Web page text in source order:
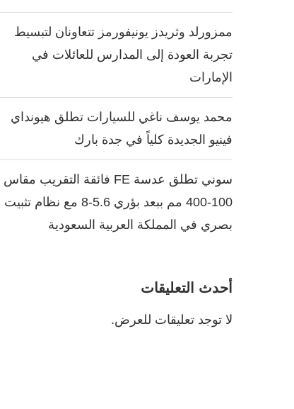
ممزورلد وثريدز يونيفورمز تتعاونان لتبسيط
تجربة العودة إلى المدارس للعائلات في
الإمارات
محمد يوسف ناغي للسيارات تطلق هيونداي
فينيو الجديدة كلياً في جدة بارك
سوني تطلق عدسة FE فائقة التقريب مقاس
100-400 مم ببعد بؤري 5.6-8 مع نظام تثبيت
بصري في المملكة العربية السعودية
أحدث التعليقات
لا توجد تعليقات للعرض.